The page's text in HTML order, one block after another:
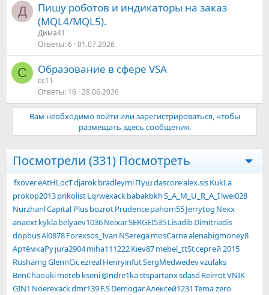
Д
Пишу роботов и индикаторы на заказ
(MQL4/MQL5).
Дима41
Ответы 6 01.07.2026
C Образование в сфере VSA
cc11
Ответы 16 28.06.2026
Вам необходимо войти или зарегистрироваться, чтобы
размещать здесь сообщения.
Посмотрели (331) Посмотреть
fxovereAtHLocTdjarokbradleymiПушdascorealex.sisKukLa
prokop2013prikolistLqrwexackbabakbkhS_A_M_U_R_A_Ilwei028
NurzhanlCapital PlusbozrotPrudencepahom55Jerrytog Nexx
anaextkyklabelyaev1036NeixarSERGEI535LisadibDimitriadis
dopbusAl0878Forexsos_Ivan NSeregamosCarnealenabigmoney8
АртёмкаРуjura2904miha111222Kiev87mebel_ttStсергей 2015
RushamgGlennCicezrealHenryinfutSergMedwedevvzulaks
BenChaoukimetebkseni@ndre1kastspartanxsdasd ReirrotVNIK
GIN1 Noerexackdmr139F.SDemogarАлексей1231 Tema zero